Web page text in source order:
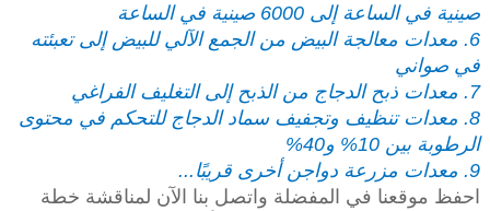
صينية في الساعة إلى 6000 صينية في الساعة
6. معدات معالجة البيض من الجمع الآلي للبيض إلى تعبئته
في صواني
7. معدات ذبح الدجاج من الذبح إلى التغليف الفراغي
8. معدات تنظيف وتجفيف سماد الدجاج للتحكم في محتوى
الرطوبة بين 10% و40%
9. معدات مزرعة دواجن أخرى قريبًا...
احفظ موقعنا في المفضلة واتصل بنا الآن لمناقشة خطة